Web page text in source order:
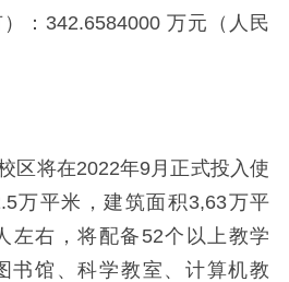
：342.6584000 万元（人民
区将在2022年9月正式投入使
万平米，建筑面积3,63万平
左右，将配备52个以上教学
书馆、科学教室、计算机教